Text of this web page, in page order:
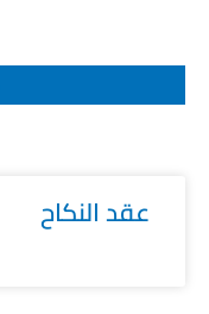
عقد النكاح